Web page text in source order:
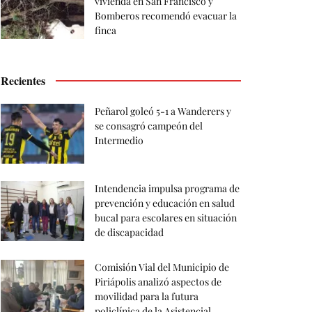
Bomberos recomendó evacuar la
finca
Recientes
Peñarol goleó 5-1 a Wanderers y
se consagró campeón del
Intermedio
Intendencia impulsa programa de
prevención y educación en salud
bucal para escolares en situación
de discapacidad
Comisión Vial del Municipio de
Piriápolis analizó aspectos de
movilidad para la futura